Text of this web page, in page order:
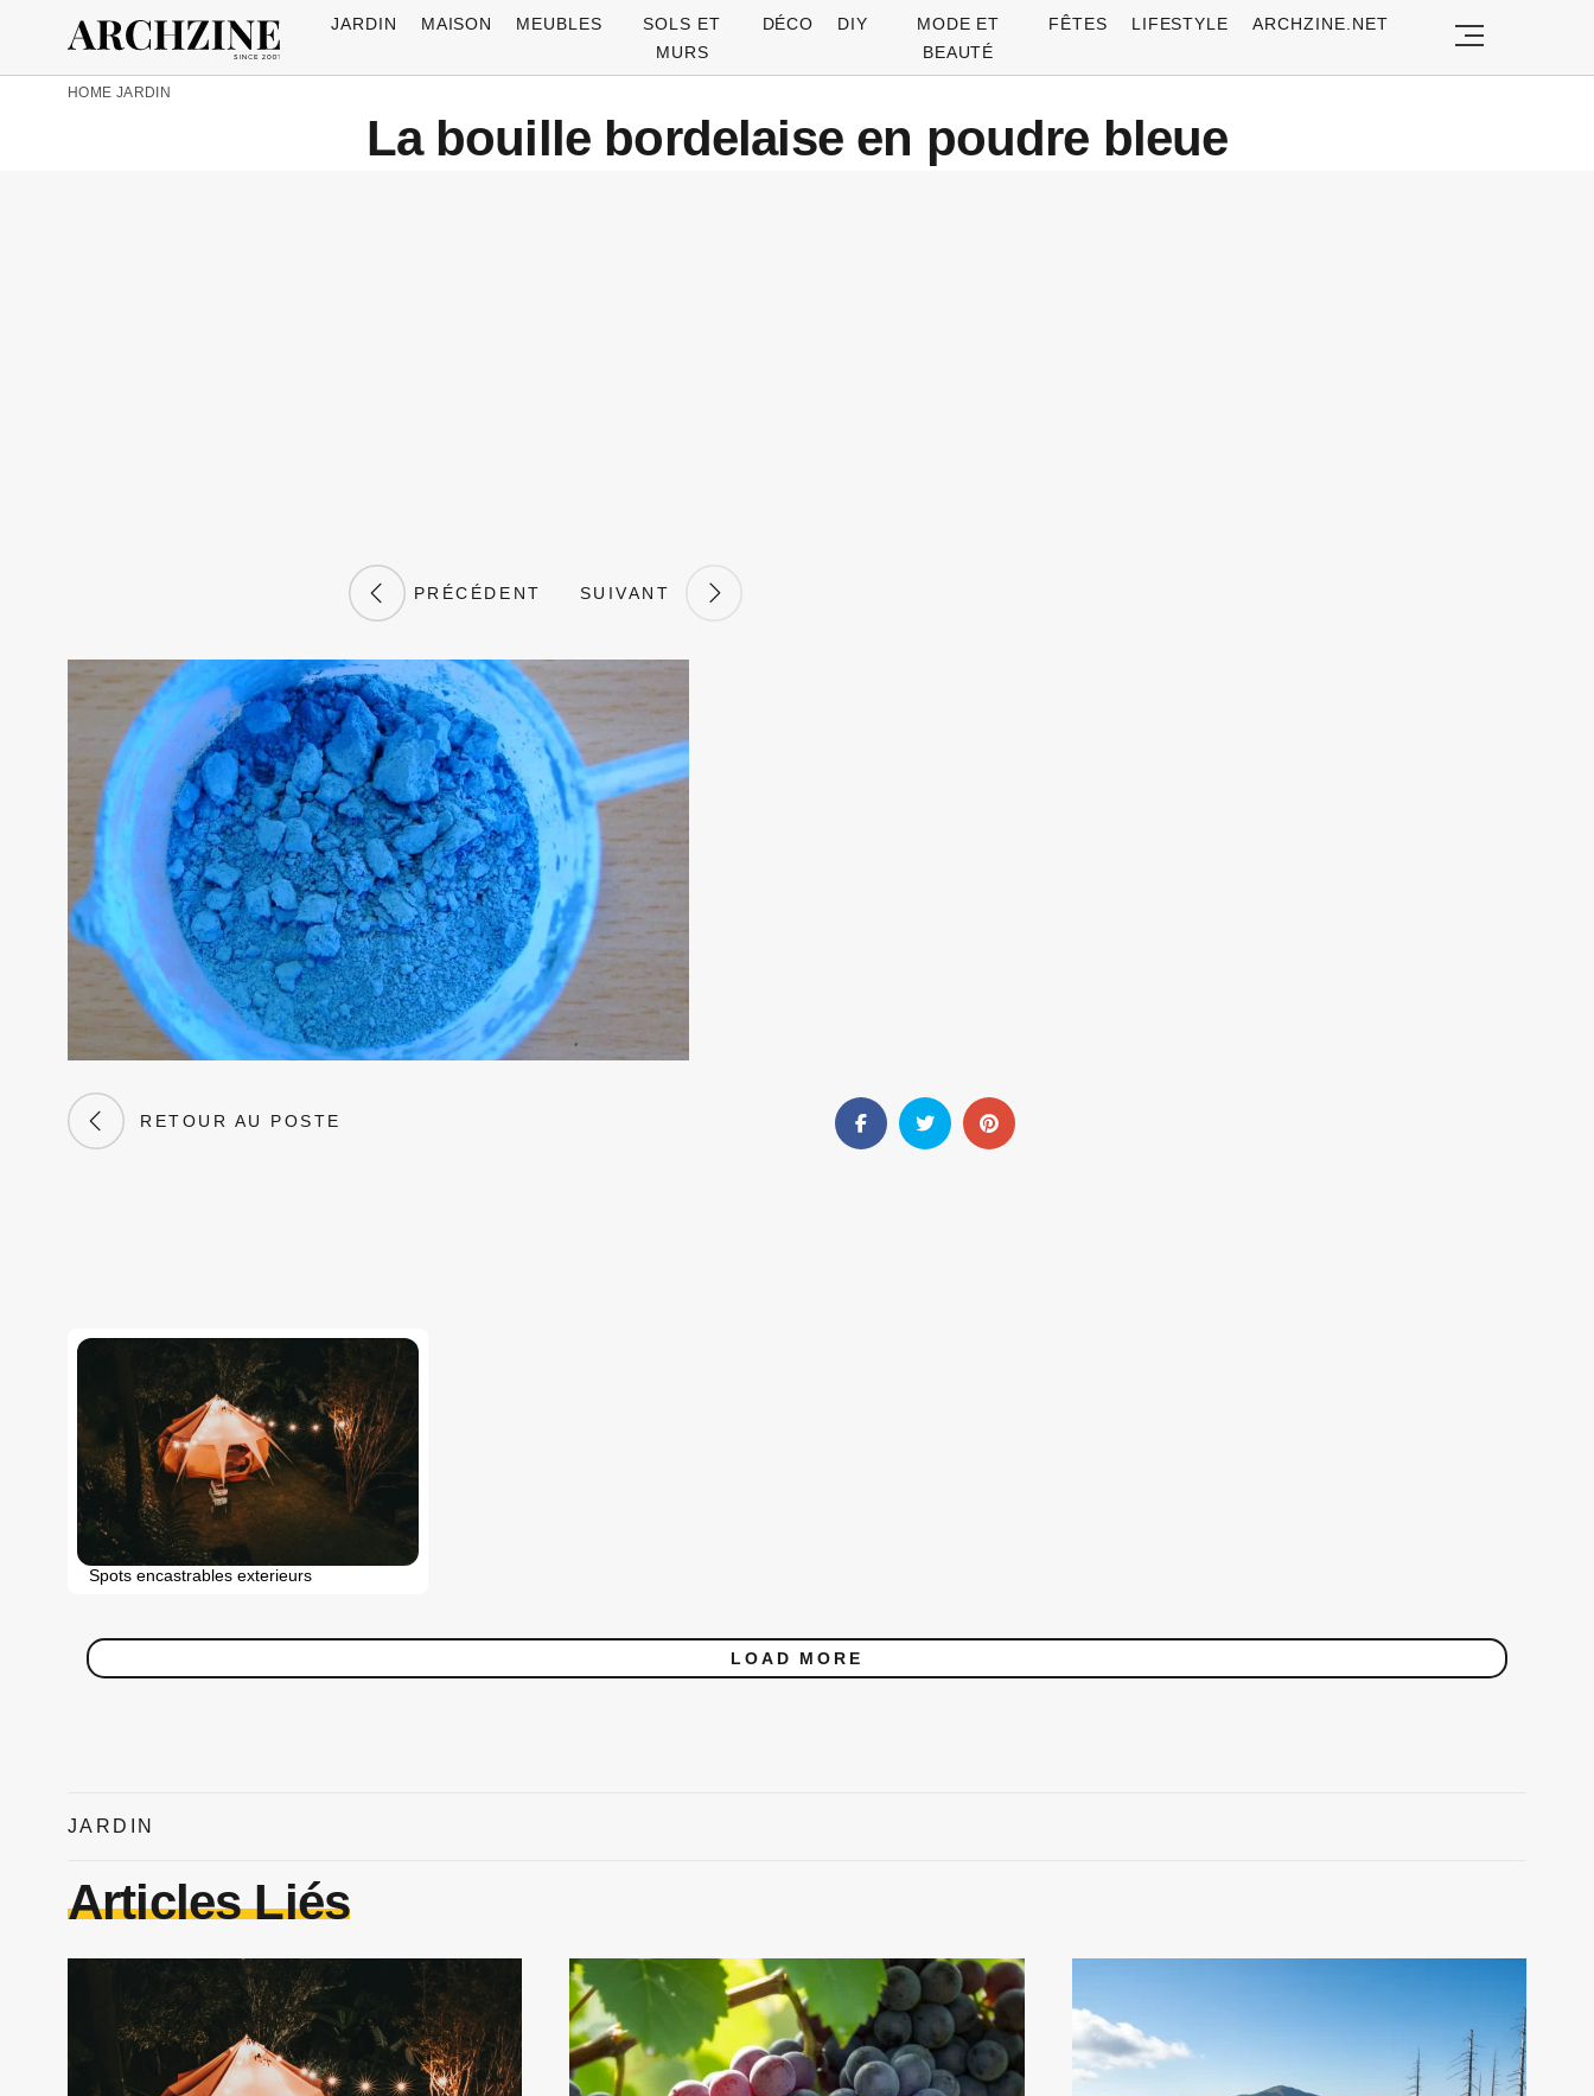
JARDIN MAISON MEUBLES
SOLS ET
MURS
DÉCO DIY
MODE ET
BEAUTÉ
FÊTES LIFESTYLE ARCHZINE.NET
HOME JARDIN
La bouille bordelaise en poudre bleue
PRÉCÉDENT SUIVANT
RETOUR AU POSTE
Spots encastrables exterieurs
LOAD MORE
JARDIN
Articles Liés